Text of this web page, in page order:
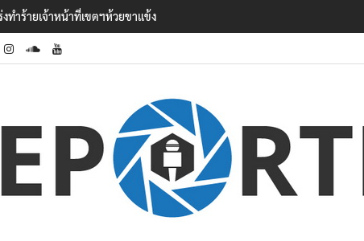
อง ไลง์’ เยือนไทย ขึงป้าย ‘ไม่